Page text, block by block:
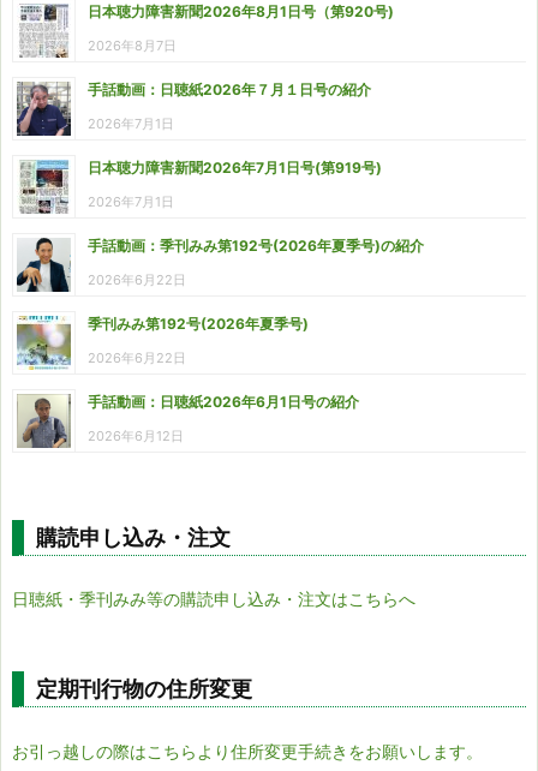
日本聴力障害新聞2026年8月1日号（第920号)
2026年8月7日
手話動画：日聴紙2026年７月１日号の紹介
2026年7月1日
日本聴力障害新聞2026年7月1日号(第919号)
2026年7月1日
手話動画：季刊みみ第192号(2026年夏季号)の紹介
2026年6月22日
季刊みみ第192号(2026年夏季号)
2026年6月22日
手話動画：日聴紙2026年6月1日号の紹介
2026年6月12日
購読申し込み・注文
日聴紙・季刊みみ等の購読申し込み・注文はこちらへ
定期刊行物の住所変更
お引っ越しの際はこちらより住所変更手続きをお願いします。